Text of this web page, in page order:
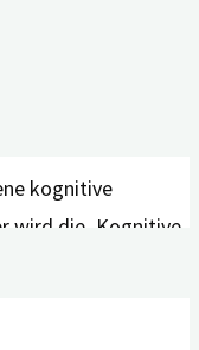
Rolle bei der
kognitive
wird die ‚Kognitive
Alter